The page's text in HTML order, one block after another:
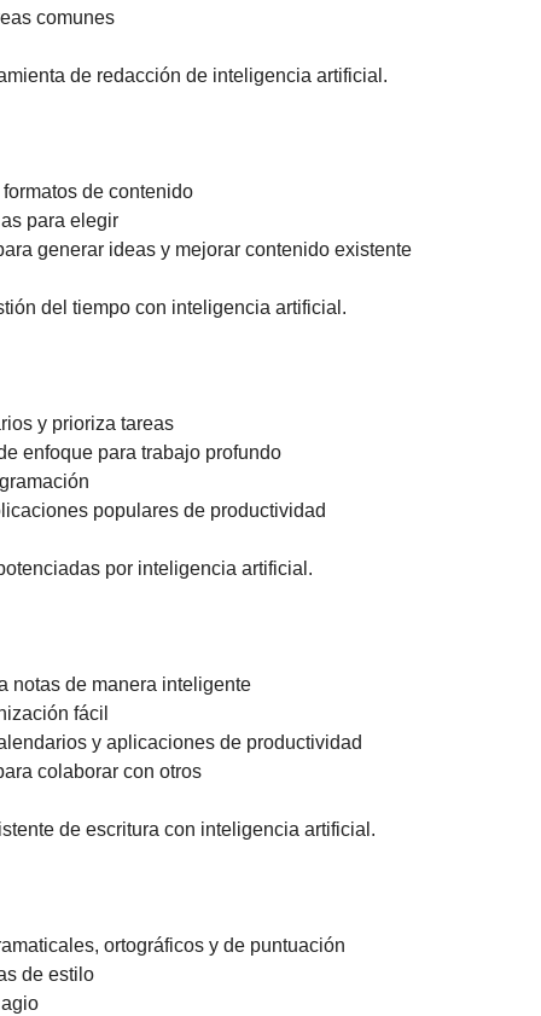
comunes
de redacción de inteligencia artificial.
de contenido
para elegir
generar ideas y mejorar contenido existente
del tiempo con inteligencia artificial.
y prioriza tareas
enfoque para trabajo profundo
populares de productividad
por inteligencia artificial.
notas de manera inteligente
fácil
y aplicaciones de productividad
colaborar con otros
de escritura con inteligencia artificial.
ortográficos y de puntuación
de estilo